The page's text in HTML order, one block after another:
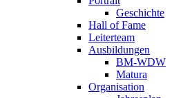
Geschichte
Hall of Fame
Leiterteam
Ausbildungen
BM-WDW
Matura
Organisation